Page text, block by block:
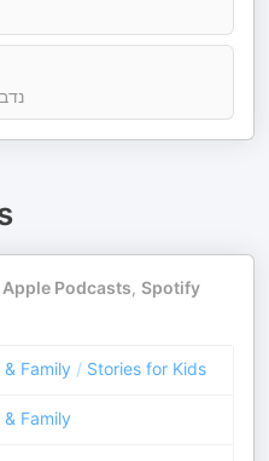
Apple Podcasts, Spotify
& Family / Stories for Kids
& Family